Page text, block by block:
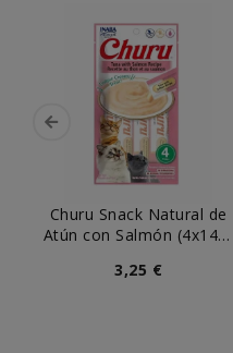
Churu Snack Natural de
Atún con Salmón (4x14g)
3,25 €